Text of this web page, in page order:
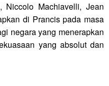
Niccolo Machiavelli, Jean
di Prancis pada masa
negara yang menerapkan
yang absolut dan